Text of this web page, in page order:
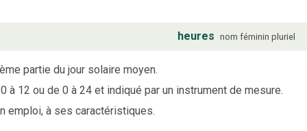
heures nom féminin pluriel
partie du jour solaire moyen.
à 12 ou de 0 à 24 et indiqué par un instrument de mesure.
emploi, à ses caractéristiques.